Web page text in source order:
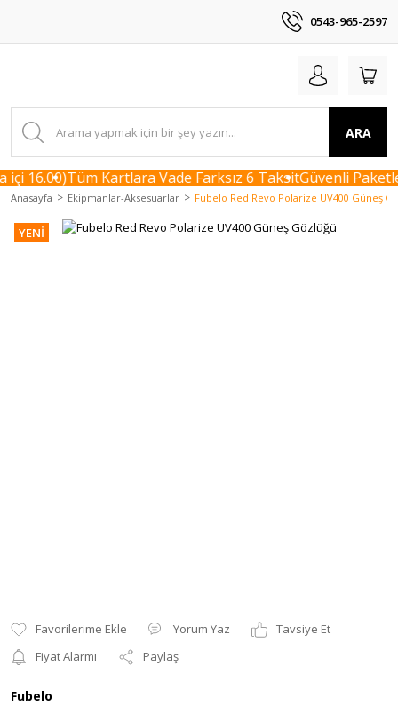
0543-965-2597
ARA
16.00)Tüm Kartlara Vade Farksız 6 TaksitGüvenli
Anasayfa Ekipmanlar-Aksesuarlar Fubelo Red Revo Polarize UV400 Güneş
YENİ
Yorum Yaz
Tavsiye Et
Fiyat Alarmı
Paylaş
Fubelo